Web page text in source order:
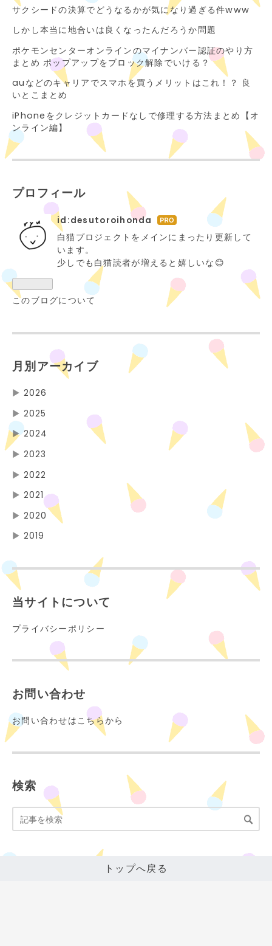
サクシードの決算でどうなるかが気になり過ぎる件www
しかし本当に地合いは良くなったんだろうか問題
ポケモンセンターオンラインのマイナンバー認証のやり方
まとめ ポップアップをブロック解除でいける？
auなどのキャリアでスマホを買うメリットはこれ！？ 良
いとこまとめ
iPhoneをクレジットカードなしで修理する方法まとめ【オ
ンライン編】
プロフィール
id:desutoroihonda はて
なブ
Pro
白猫プロジェクトをメインにまったり更新して
います。
少しでも白猫読者が増えると嬉しいな😊
このブログについて
月別アーカイブ
▶ 2026
▶ 2025
▶ 2024
▶ 2023
▶ 2022
▶ 2021
▶ 2020
▶ 2019
当サイトについて
プライバシーポリシー
お問い合わせ
お問い合わせはこちらから
検索
トップへ戻る